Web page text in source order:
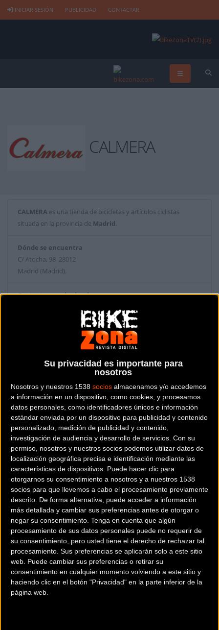
Su privacidad es importante para
nosotros
Nosotros y nuestros 1538 socios almacenamos y/o accedemos
a información en un dispositivo, como cookies, y procesamos
datos personales, como identificadores únicos e información
estándar enviada por un dispositivo para publicidad y contenido
personalizado, medición de publicidad y contenido,
investigación de audiencia y desarrollo de servicios. Con su
permiso, nosotros y nuestros socios podemos utilizar datos de
localización geográfica precisa e identificación mediante las
características de dispositivos. Puede hacer clic para
otorgarnos su consentimiento a nosotros y a nuestros 1538
socios para que llevemos a cabo el procesamiento previamente
descrito. De forma alternativa, puede acceder a información
más detallada y cambiar sus preferencias antes de otorgar o
negar su consentimiento. Tenga en cuenta que algún
procesamiento de sus datos personales puede no requerir de
su consentimiento, pero usted tiene el derecho de rechazar tal
procesamiento. Sus preferencias se aplicarán solo a este sitio
web. Puede cambiar sus preferencias o retirar su
consentimiento en cualquier momento volviendo a este sitio y
haciendo clic en el botón "Privacidad" en la parte inferior de la
página web.
INICIAR SESIÓN PUBLICIDAD CONTACTAR
CALMERA
CALMERA es una tienda de bicicletas y artículos ciclistas
situada en la provincia de Madrid.
Dónde se encuentra
C/ Atocha, 98 28012
Madrid (Madrid).
Contactar con la tienda
Web y RRSS de la tienda
200 km
¿Eres el propietario de esta tienda? Descubre cómo
hacerte tienda
Premium para llegar a más clientes.
Comercios Bz Premium